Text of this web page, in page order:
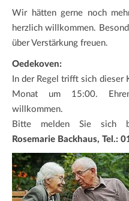
Wir hätten gerne noch
herzlich willkommen.
über Verstärkung freuen.
Oedekoven:
In der Regel trifft sich
Monat um 15:00.
willkommen.
Bitte melden Sie sich
Rosemarie Backhaus, Tel.: